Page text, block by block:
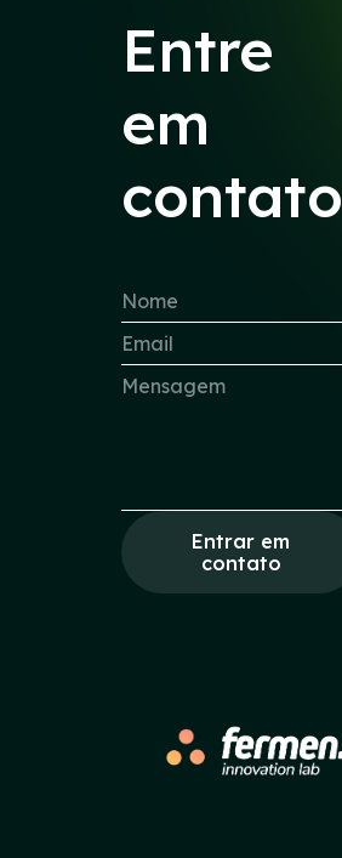
Entre
em
contato
Entrar em
contato